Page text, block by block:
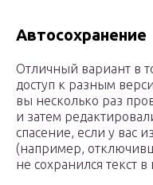
Автосохранение
Отличный вариант в
доступ к разным
вы несколько раз
и затем
спасение, если у вас
(например,
не сохранился текст